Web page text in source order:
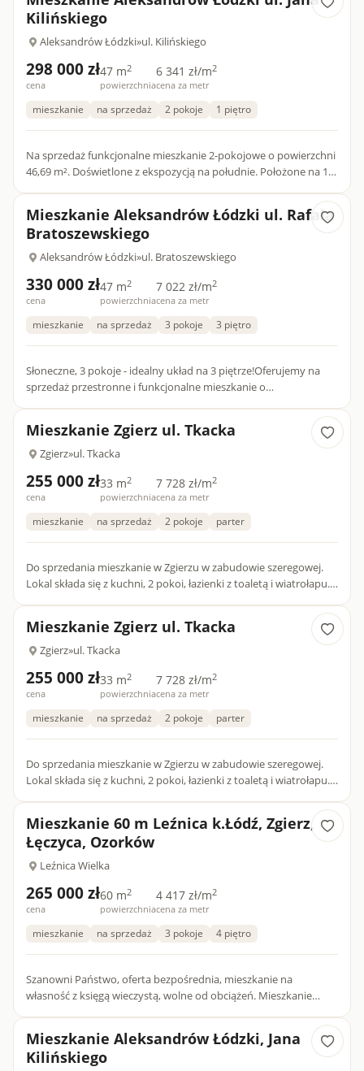
Kilińskiego
Aleksandrów Łódzki»ul. Kilińskiego
298 000 zł
cena
47 m2
powierzchnia
6 341 zł/m2
cena za metr
mieszkanie na sprzedaż 2 pokoje 1 piętro
Na sprzedaż funkcjonalne mieszkanie 2-pokojowe o powierzchni
46,69 m². Doświetlone z ekspozycją na południe. Położone na 1
Mieszkanie Aleksandrów Łódzki ul. Rafała
Bratoszewskiego
Aleksandrów Łódzki»ul. Bratoszewskiego
330 000 zł
cena
47 m2
powierzchnia
7 022 zł/m2
cena za metr
mieszkanie na sprzedaż 3 pokoje 3 piętro
Słoneczne, 3 pokoje - idealny układ na 3 piętrze!Oferujemy na
sprzedaż przestronne i funkcjonalne mieszkanie o
Mieszkanie Zgierz ul. Tkacka
Zgierz»ul. Tkacka
255 000 zł
cena
33 m2
powierzchnia
7 728 zł/m2
cena za metr
mieszkanie na sprzedaż 2 pokoje parter
Do sprzedania mieszkanie w Zgierzu w zabudowie szeregowej.
Lokal składa się z kuchni, 2 pokoi, łazienki z toaletą i wiatrołapu.
Mieszkanie Zgierz ul. Tkacka
Zgierz»ul. Tkacka
255 000 zł
cena
33 m2
powierzchnia
7 728 zł/m2
cena za metr
mieszkanie na sprzedaż 2 pokoje parter
Do sprzedania mieszkanie w Zgierzu w zabudowie szeregowej.
Lokal składa się z kuchni, 2 pokoi, łazienki z toaletą i wiatrołapu.
Mieszkanie 60 m Leźnica k.Łódź, Zgierz,
Łęczyca, Ozorków
Leźnica Wielka
265 000 zł
cena
60 m2
powierzchnia
4 417 zł/m2
cena za metr
mieszkanie na sprzedaż 3 pokoje 4 piętro
Szanowni Państwo, oferta bezpośrednia, mieszkanie na
własność z księgą wieczystą, wolne od obciążeń. Mieszkanie
Mieszkanie Aleksandrów Łódzki, Jana
Kilińskiego